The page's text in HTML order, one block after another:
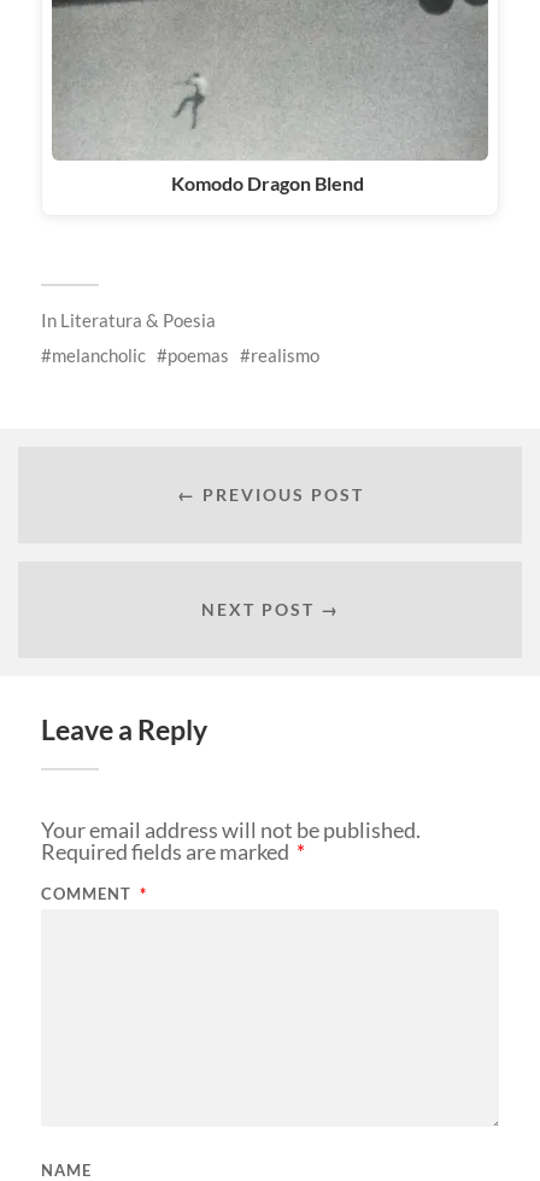
Komodo Dragon Blend
In Literatura & Poesia
melancholic
poemas realismo
← PREVIOUS POST
NEXT POST →
Leave a Reply
Your email address will not be published.
Required fields are marked *
COMMENT *
NAME